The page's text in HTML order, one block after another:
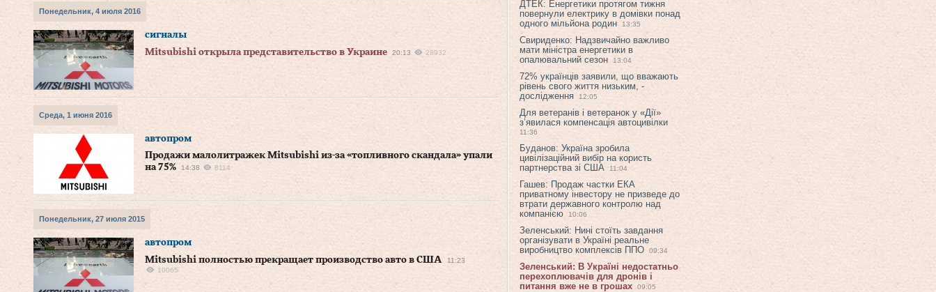
Понедельник, 4 июля 2016
сигналы
Mitsubishi открыла представительство в Украине
20:13 28932
Среда, 1 июня 2016
автопром
Продажи малолитражек Mitsubishi из-за «топливного скандала» упали
на 75%
14:38 8114
Понедельник, 27 июля 2015
автопром
Mitsubishi полностью прекращает производство авто в США
11:23
10065
ДТЕК: Енергетики протягом тижня
повернули електрику в домівки понад
одного мільйона родин
13:35
Свириденко: Надзвичайно важливо
мати міністра енергетики в
опалювальний сезон
13:04
72% українців заявили, що вважають
рівень свого життя низьким, -
дослідження
12:05
Для ветеранів і ветеранок у «Дії»
з’явилася компенсація автоцивілки
11:36
Буданов: Україна зробила
цивілізаційний вибір на користь
партнерства зі США
11:04
Гашев: Продаж частки ЕКА
приватному інвестору не призведе до
втрати державного контролю над
компанією
10:06
Зеленський: Нині стоїть завдання
організувати в Україні реальне
виробництво комплексів ППО
09:34
Зеленський: В Україні недостатньо
перехоплювачів для дронів і
питання вже не в грошах
09:05